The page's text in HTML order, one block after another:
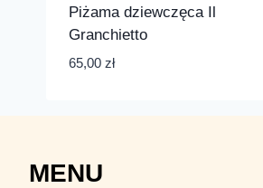
Piżama dziewczęca Il
Granchietto
65,00 zł
MENU